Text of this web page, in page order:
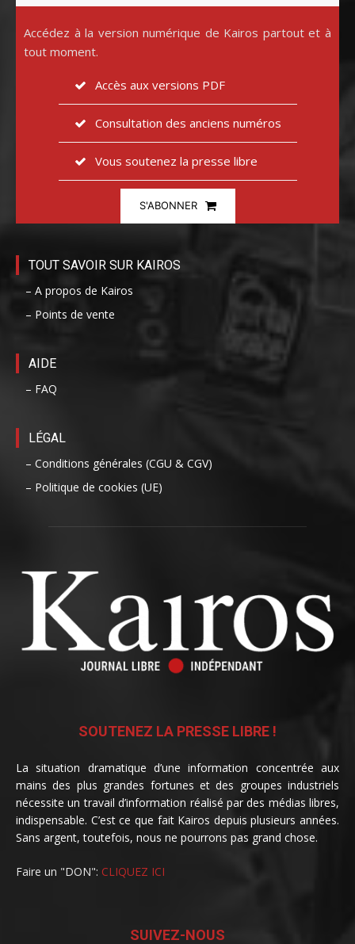
Accédez à la version numérique de Kairos partout et à
tout moment.
Accès aux versions PDF
Consultation des anciens numéros
Vous soutenez la presse libre
S'ABONNER
TOUT SAVOIR SUR KAIROS
– A propos de Kairos
– Points de vente
AIDE
– FAQ
LÉGAL
– Conditions générales (CGU & CGV)
– Politique de cookies (UE)
SOUTENEZ LA PRESSE LIBRE !
La situation dramatique d’une information concentrée aux
mains des plus grandes fortunes et des groupes industriels
nécessite un travail d’information réalisé par des médias libres,
indispensable. C’est ce que fait Kairos depuis plusieurs années.
Sans argent, toutefois, nous ne pourrons pas grand chose.
Faire un "DON": CLIQUEZ ICI
SUIVEZ-NOUS